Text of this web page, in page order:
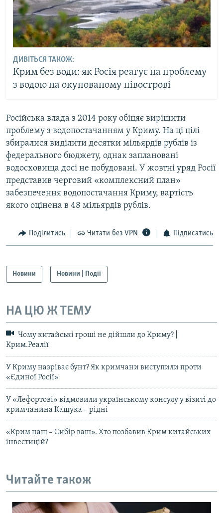
ДИВІТЬСЯ ТАКОЖ:
Крим без води: як Росія реагує на проблему
з водою на окупованому півострові
Російська влада з 2014 року обіцяє вирішити
проблему з водопостачанням у Криму. На ці цілі
збиралися виділити десятки мільярдів рублів із
федерального бюджету, однак заплановані
водосховища досі не побудовані. У жовтні уряд Росії
представив черговий «комплексний план»
забезпечення водопостачання Криму, вартість
якого оцінена в 48 мільярдів рублів.
Поділитись Читати без VPN Підписатись
Новини Новини | Події
НА ЦЮ Ж ТЕМУ
Чому китайські гроші не дійшли до Криму? |
Крим.Реалії
У Криму назріває бунт? Як кримчани виступили проти
«Єдиної Росії»
У «Лефортові» відмовили українському консулу у візиті до
кримчанина Кашука – рідні
«Крим наш – Сибір ваш». Хто позбавив Крим китайських
інвестицій?
Читайте також